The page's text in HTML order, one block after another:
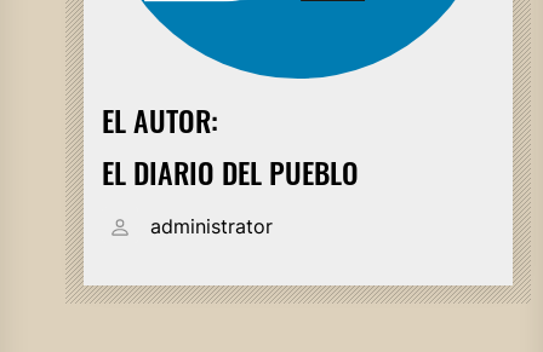
EL AUTOR:
EL DIARIO DEL PUEBLO
administrator